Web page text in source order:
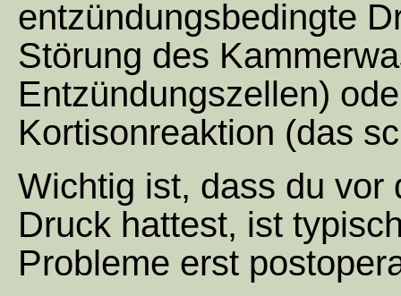
entzündungsbedingte
Störung des
Entzündungszellen)
Kortisonreaktion (das
Wichtig ist, dass du vor
Druck hattest, ist
Probleme erst